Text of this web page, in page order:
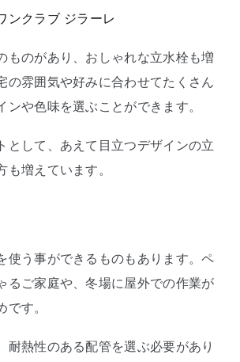
ンクラブ ジラーレ
ものがあり、おしゃれな立水栓も増
の雰囲気や好みに合わせてたくさん
ンや色味を選ぶことができます。
として、あえて目立つデザインの立
増えています。
使う事ができるものもあります。ペ
るご家庭や、冬場に屋外での作業が
す。
耐熱性のある配管を選ぶ必要があり